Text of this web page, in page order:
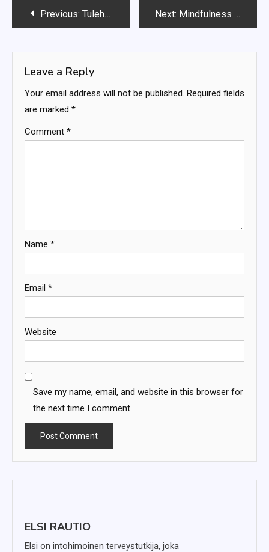
PostPrevious: Tulehdusta Ehkäisevät Liikuntamuodot: Aerobinen liikunta, Intervalliharjoittelu, Venyttely Next: Mindfulness Ja Tunteet: Tunteiden tunnistaminen, Hyväksyminen, Käsittely
Leave a Reply
Your email address will not be published. Required fields
are marked *
Comment *
Name *
Email *
Website
Save my name, email, and website in this browser for
the next time I comment.
ELSI RAUTIO
Elsi on intohimoinen terveystutkija, joka